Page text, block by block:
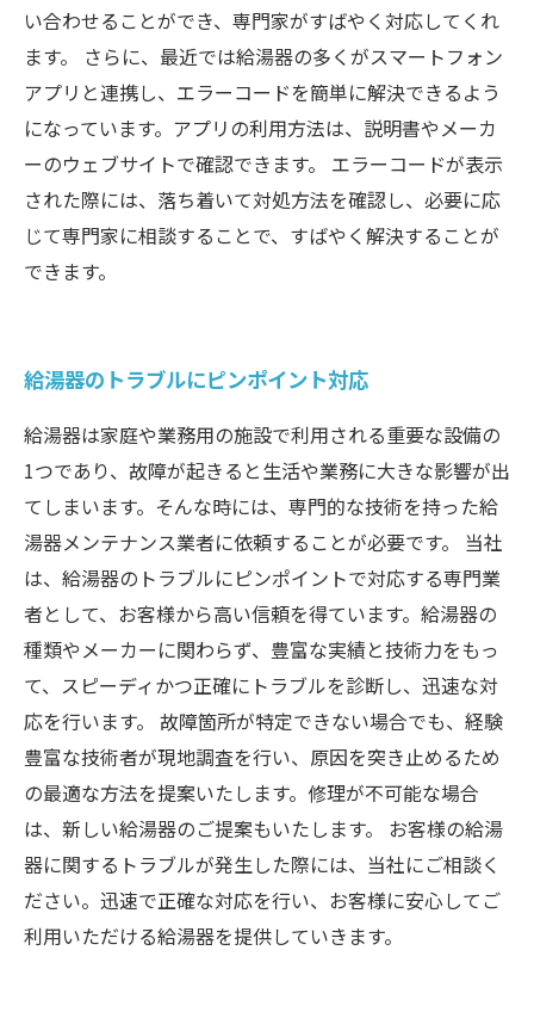
い合わせることができ、専門家がすばやく対応してくれ
ます。 さらに、最近では給湯器の多くがスマートフォン
アプリと連携し、エラーコードを簡単に解決できるよう
になっています。アプリの利用方法は、説明書やメーカ
ーのウェブサイトで確認できます。 エラーコードが表示
された際には、落ち着いて対処方法を確認し、必要に応
じて専門家に相談することで、すばやく解決することが
できます。
給湯器のトラブルにピンポイント対応
給湯器は家庭や業務用の施設で利用される重要な設備の
1つであり、故障が起きると生活や業務に大きな影響が出
てしまいます。そんな時には、専門的な技術を持った給
湯器メンテナンス業者に依頼することが必要です。 当社
は、給湯器のトラブルにピンポイントで対応する専門業
者として、お客様から高い信頼を得ています。給湯器の
種類やメーカーに関わらず、豊富な実績と技術力をもっ
て、スピーディかつ正確にトラブルを診断し、迅速な対
応を行います。 故障箇所が特定できない場合でも、経験
豊富な技術者が現地調査を行い、原因を突き止めるため
の最適な方法を提案いたします。修理が不可能な場合
は、新しい給湯器のご提案もいたします。 お客様の給湯
器に関するトラブルが発生した際には、当社にご相談く
ださい。迅速で正確な対応を行い、お客様に安心してご
利用いただける給湯器を提供していきます。